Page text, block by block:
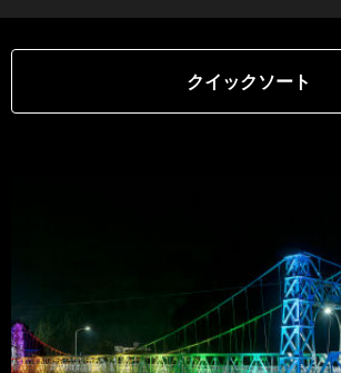
クイックソート